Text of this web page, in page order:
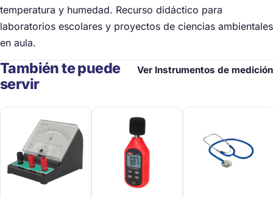
temperatura y humedad. Recurso didáctico para
laboratorios escolares y proyectos de ciencias ambientales
en aula.
También te puede
servir
Ver Instrumentos de medición